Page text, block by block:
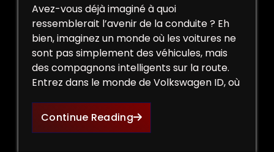
Avez-vous déjà imaginé à quoi
ressemblerait l’avenir de la conduite ? Eh
bien, imaginez un monde où les voitures ne
sont pas simplement des véhicules, mais
des compagnons intelligents sur la route.
Entrez dans le monde de Volkswagen ID, où
Continue Reading